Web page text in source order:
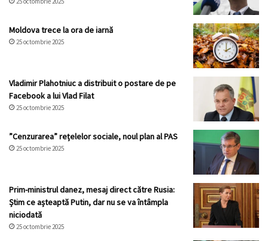
Moldova trece la ora de iarnă
25 octombrie 2025
Vladimir Plahotniuc a distribuit o postare de pe
Facebook a lui Vlad Filat
25 octombrie 2025
”Cenzurarea” rețelelor sociale, noul plan al PAS
25 octombrie 2025
Prim-ministrul danez, mesaj direct către Rusia:
Știm ce așteaptă Putin, dar nu se va întâmpla
niciodată
25 octombrie 2025